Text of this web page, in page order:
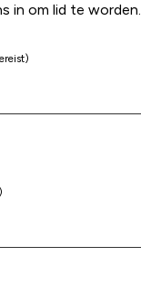
in om lid te worden.